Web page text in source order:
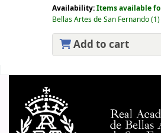
Availability:Items available
Bellas Artes de San Fernando(1)
Add to cart